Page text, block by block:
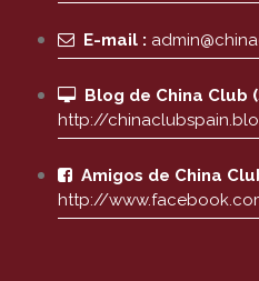
E-mail :
Blog de China Club
http://
Amigos de China
http://